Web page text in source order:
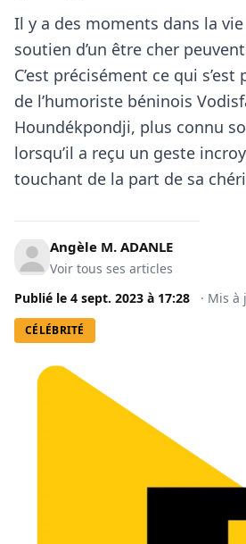
Il y a des moments dans la
soutien d’un être cher
C’est précisément ce qui
de l’humoriste béninois
Houndékpondji, plus connu
lorsqu’il a reçu un geste
touchant de la part de sa
Angèle M. ADANLE
Voir tous ses articles
Publié le 4 sept. 2023 à 17:28 · Mis à
CÉLÉBRITÉ